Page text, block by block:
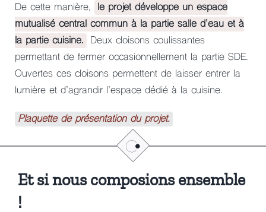
De cette manière, le projet développe un espace
mutualisé central commun à la partie salle d’eau et à
la partie cuisine. Deux cloisons coulissantes
permettant de fermer occasionnellement la partie SDE.
Ouvertes ces cloisons permettent de laisser entrer la
lumière et d’agrandir l’espace dédié à la cuisine.
Plaquette de présentation du projet.
Et si nous composions ensemble
!